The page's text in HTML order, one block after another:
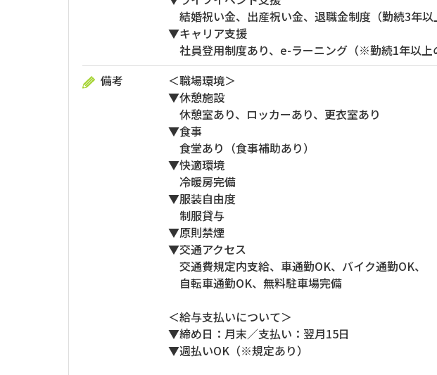
結婚祝い金、出産祝い金、退職金制度（勤続3年
▼キャリア支援
社員登用制度あり、e-ラーニング（※勤続1年以上
備考
＜職場環境＞
▼休憩施設
休憩室あり、ロッカーあり、更衣室あり
▼食事
食堂あり（食事補助あり）
▼快適環境
冷暖房完備
▼服装自由度
制服貸与
▼原則禁煙
▼交通アクセス
交通費規定内支給、車通勤OK、バイク通勤OK、
自転車通勤OK、無料駐車場完備
＜給与支払いについて＞
▼締め日：月末／支払い：翌月15日
▼週払いOK（※規定あり）